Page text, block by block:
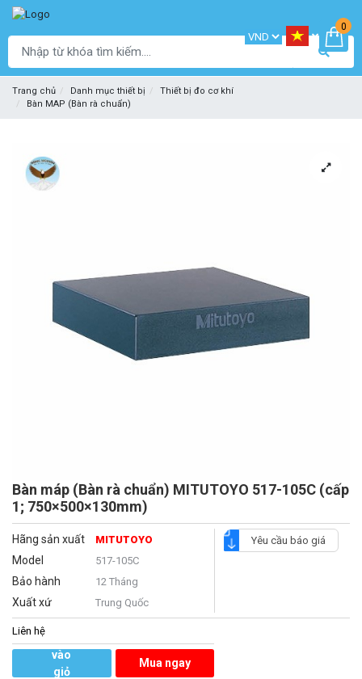
0
Trang chủ Danh mục thiết bị
Thiết bị đo cơ khí
Bàn MAP (Bàn rà chuẩn)
Bàn máp (Bàn rà chuẩn) MITUTOYO 517-105C (cấp
1; 750×500×130mm)
Hãng sản xuất MITUTOYO
Model 517-105C
Bảo hành 12 Tháng
Xuất xứ Trung Quốc
Yêu cầu báo giá
Liên hệ
vào
giỏ
Mua ngay